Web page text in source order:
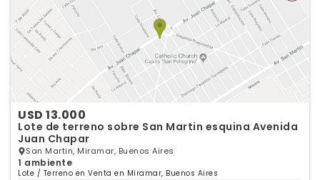
USD 13.000
Lote de terreno sobre San Martin esquina Avenida
Juan Chapar
San Martin, Miramar, Buenos Aires
1 ambiente
Lote / Terreno en Venta en Miramar, Buenos Aires